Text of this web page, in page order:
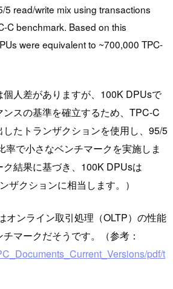
5 read/write mix using transactions
C benchmark. Based on this
were equivalent to ~700,000 TPC-
個人差がありますが、100K DPUsで
スの基準を確立するため、TPC-C
たトランザクションを使用し、95/5
率で小さなベンチマークを実施しま
ク結果に基づき、100K DPUsは
ザクションに相当します。）
オンライン取引処理（OLTP）の性能
マークだそうです。（参考：
pdf/t